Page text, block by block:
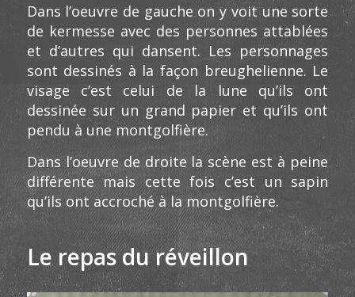
Dans l’oeuvre de gauche on y voit une sorte
de kermesse avec des personnes attablées
et d’autres qui dansent. Les personnages
sont dessinés à la façon breughelienne. Le
visage c’est celui de la lune qu’ils ont
dessinée sur un grand papier et qu’ils ont
pendu à une montgolfière.
Dans l’oeuvre de droite la scène est à peine
différente mais cette fois c’est un sapin
qu’ils ont accroché à la montgolfière.
Le repas du réveillon